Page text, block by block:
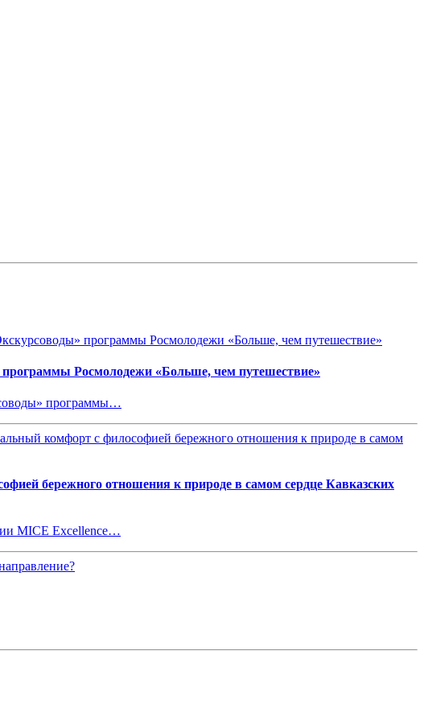
Росмолодежи «Больше, чем путешествие»
программы…
бережного отношения к природе в самом сердце Кавказских
MICE Excellence…